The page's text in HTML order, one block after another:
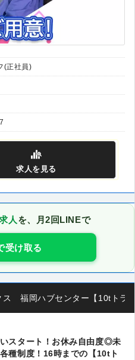
(正社員)
求人を見る
人 を、月2回LINEで
受け取る
ス 福岡ハブセンター【10tトラ
スタート！お休み自由度◎未
種制度！16時までの【10tト